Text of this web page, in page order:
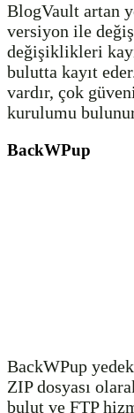
BlogVault artan
versiyon ile
değişiklikleri
bulutta kayıt
vardır, çok
kurulumu
BackWPup
BackWPup
ZIP dosyası
bulut ve FTP